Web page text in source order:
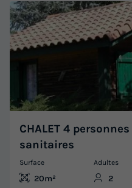
CHALET 4
sanitaires
Surface
20m²
Adultes
2